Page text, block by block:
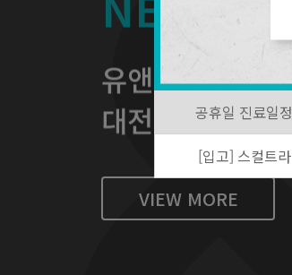
유앤아이
대전점
VIEW MORE
공휴일 진료일정
[입고] 스컬트라